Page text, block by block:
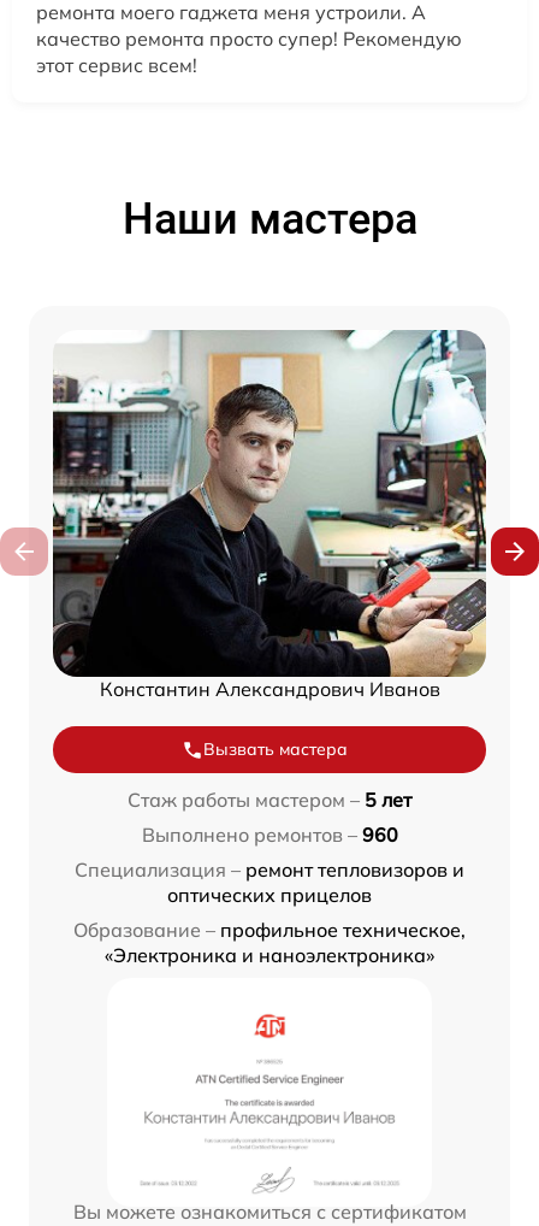
ремонта моего гаджета меня устроили. А
качество ремонта просто супер! Рекомендую
этот сервис всем!
Наши мастера
Константин Александрович Иванов
Вызвать мастера
Стаж работы мастером – 5 лет
Выполнено ремонтов – 960
Специализация – ремонт тепловизоров и
оптических прицелов
Образование – профильное техническое,
«Электроника и наноэлектроника»
Вы можете ознакомиться с сертификатом